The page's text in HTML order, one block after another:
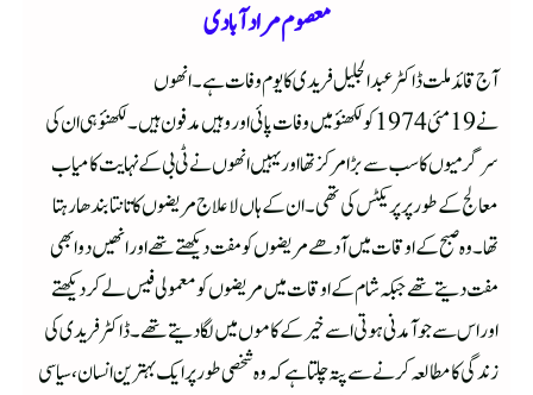
معصوم مرادآبادی
آج قائد ملت ڈاکٹر عبدالجلیل فریدی کا یوم وفات ہے۔ انھوں
نے 19مئی1974کو لکھنؤ میں وفات پائی اور وہیں مدفون ہیں۔لکھنؤ ہی ان کی
سرگرمیوں کا سب سے بڑا مرکزتھا اور یہیں انھوں نے ٹی بی کے نہایت کامیاب
معالج کے طور پر پریکٹس کی تھی۔ ان کے ہاں لاعلاج مریضوں کا تانتا بندھا رہتا
تھا۔وہ صبح کے اوقات میں آدھے مریضوں کو مفت دیکھتے تھے اور انھیں دوا بھی
مفت دیتے تھے جبکہ شام کے اوقات میں مریضوں کومعمولی فیس لے کر دیکھتے
اور اس سے جو آمدنی ہوتی اسے خیر کے کاموں میں لگا دیتے تھے۔ڈاکٹر فریدی کی
زندگی کا مطالعہ کرنے سے پتہ چلتا ہے کہ وہ شخصی طورپر ایک بہترین انسان، سیاسی